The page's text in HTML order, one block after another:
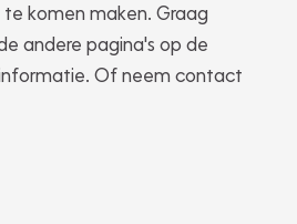
komen maken. Graag
andere pagina's op de
Of neem contact